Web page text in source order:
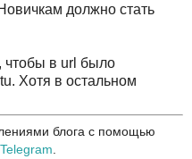
должно стать
чтобы в url было
Хотя в остальном
блога с помощью
Telegram